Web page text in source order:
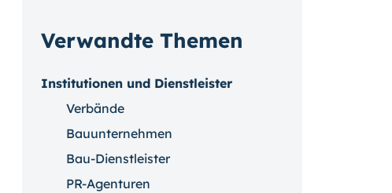
Verwandte Themen
Institutionen und Dienstleister
Verbände
Bauunternehmen
Bau-Dienstleister
PR-Agenturen